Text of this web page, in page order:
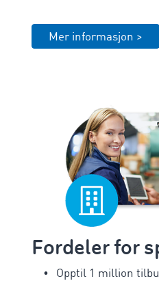
Mer informasjon >
Fordeler for
Opptil 1 million